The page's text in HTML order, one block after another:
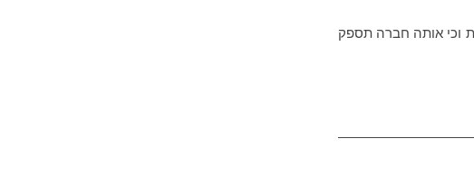
וכי אותה חברה תספק